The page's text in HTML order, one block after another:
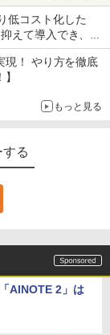
て
低コスト化した
えて導入でき、
現！ やり方を徹底
もっと見る
る
AINOTE 2」は